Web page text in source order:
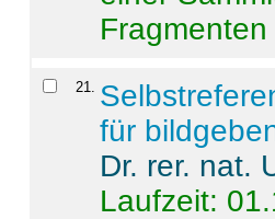
21
für
Dr. rer. nat.
Laufzeit: